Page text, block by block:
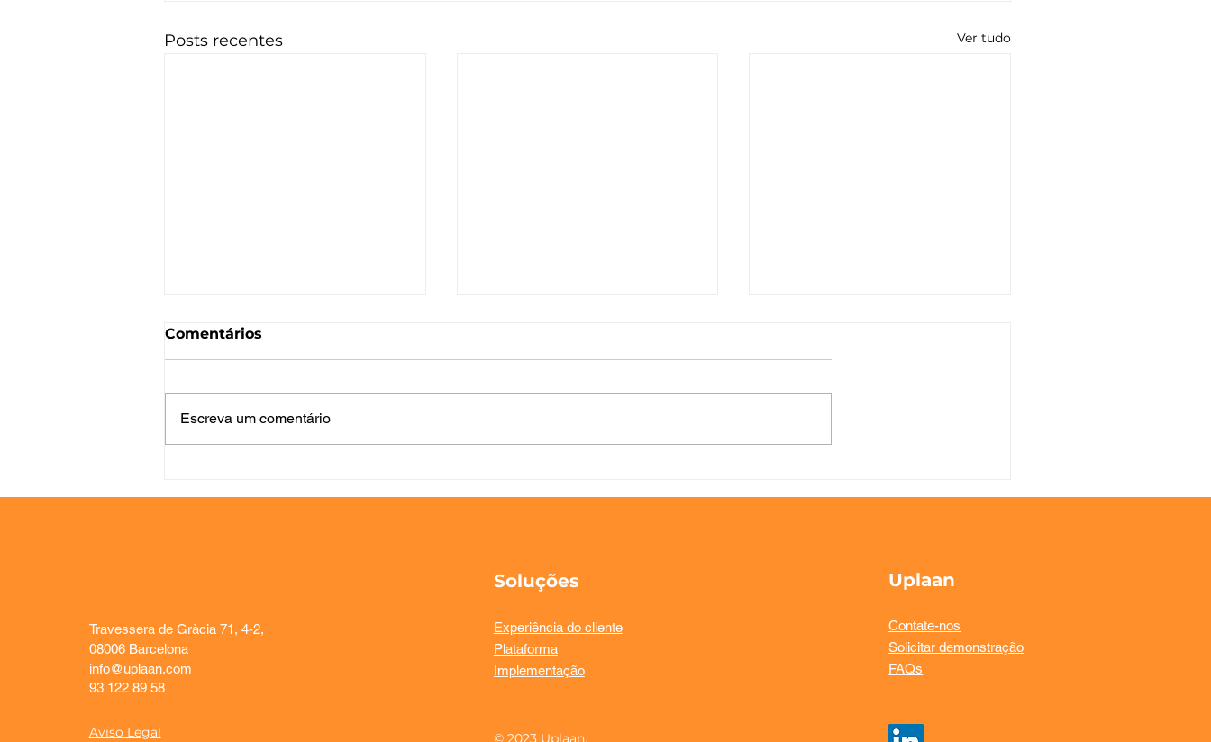
Posts recentes Ver tudo
eficiência e uma melhor
experiência para o
Comentários
Escreva um comentário
Travessera de Gràcia 71, 4-2,
08006 Barcelona
info@uplaan.com
93 122 89 58
Aviso Legal
Soluções
Experiência do cliente
Plataforma
Implementação
© 2023 Uplaan.
Uplaan
Contate-nos
Solicitar demonstração
FAQs